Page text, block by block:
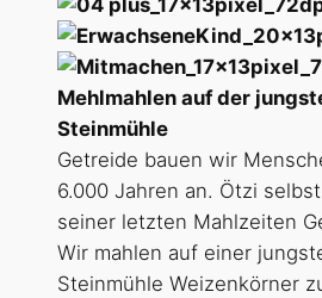
Mehlmahlen auf der
Steinmühle
Getreide bauen wir
6.000 Jahren an. Ötzi
seiner letzten Mahlzeiten
Wir mahlen auf einer
Steinmühle Weizenkörner